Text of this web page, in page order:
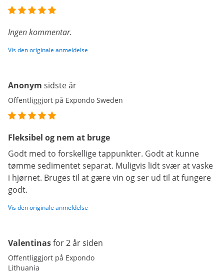
Ingen kommentar.
Vis den originale anmeldelse
Anonym sidste år
Offentliggjort på Expondo Sweden
Fleksibel og nem at bruge
Godt med to forskellige tappunkter. Godt at kunne
tømme sedimentet separat. Muligvis lidt svær at vaske
i hjørnet. Bruges til at gære vin og ser ud til at fungere
godt.
Vis den originale anmeldelse
Valentinasfor 2 år siden
Offentliggjort på Expondo
Lithuania